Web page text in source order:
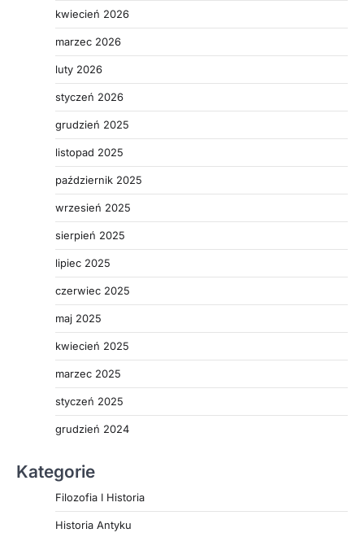
kwiecień 2026
marzec 2026
luty 2026
styczeń 2026
grudzień 2025
listopad 2025
październik 2025
wrzesień 2025
sierpień 2025
lipiec 2025
czerwiec 2025
maj 2025
kwiecień 2025
marzec 2025
styczeń 2025
grudzień 2024
Kategorie
Filozofia I Historia
Historia Antyku